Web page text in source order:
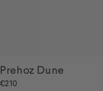
Prehoz Dune
€210